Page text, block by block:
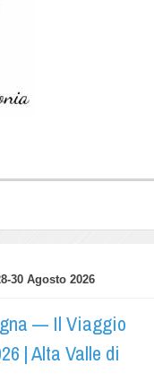
30 Agosto 2026
— Il Viaggio
| Alta Valle di